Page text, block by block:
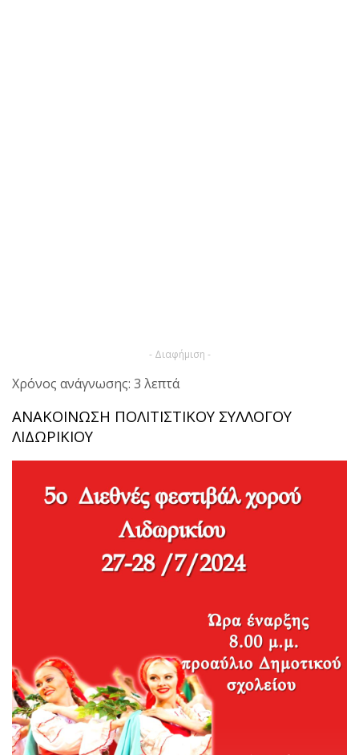
- Διαφήμιση -
Χρόνος ανάγνωσης: 3 λεπτά
ΑΝΑΚΟΙΝΩΣΗ ΠΟΛΙΤΙΣΤΙΚΟΥ ΣΥΛΛΟΓΟΥ
ΛΙΔΩΡΙΚΙΟΥ